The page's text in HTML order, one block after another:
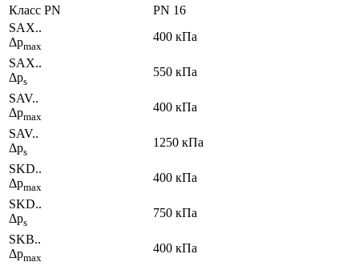
Класс PN
PN 16
SAX..
Δpmax
400 кПа
SAX..
Δps
550 кПа
SAV..
Δpmax
400 кПа
SAV..
Δps
1250 кПа
SKD..
Δpmax
400 кПа
SKD..
Δps
750 кПа
SKB..
Δpmax
400 кПа